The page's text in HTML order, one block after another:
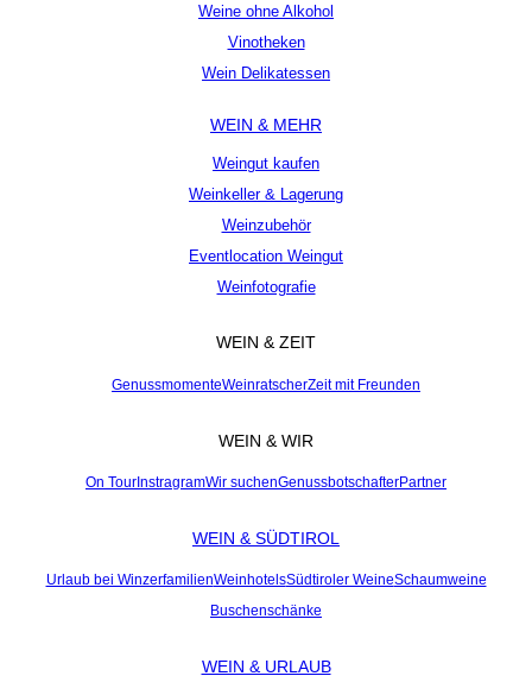
Weine ohne Alkohol
Vinotheken
Wein Delikatessen
WEIN & MEHR
Weingut kaufen
Weinkeller & Lagerung
Weinzubehör
Eventlocation Weingut
Weinfotografie
WEIN & ZEIT
GenussmomenteWeinratscherZeit mit Freunden
WEIN & WIR
On Tour InstragramWir suchenGenussbotschafterPartner
WEIN & SÜDTIROL
Urlaub bei WinzerfamilienWeinhotelsSüdtiroler WeineSchaumweine
Buschenschänke
WEIN & URLAUB